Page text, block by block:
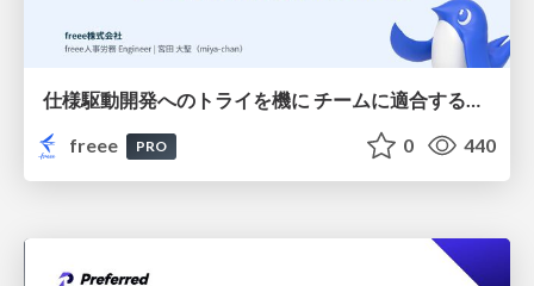
freee
PRO 0 440